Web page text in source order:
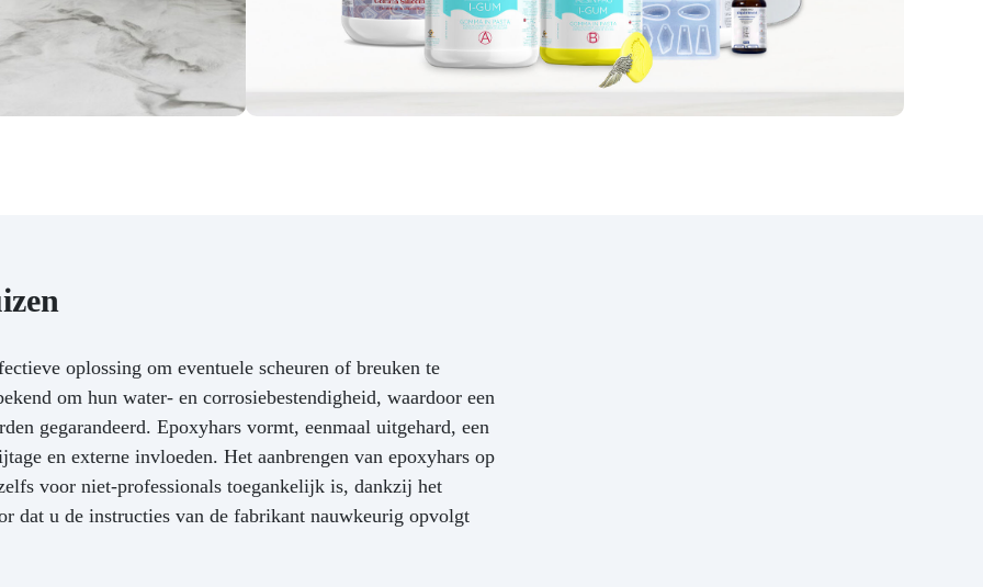
mengen en te laten uitharden
zonder verdere toevoegingen.
Het kan naar wens worden
Keramiek, Canvas, Glasvezel; -
DIY: vloeren, sieraden en
modelbouw.
Perfecte
transparantie -> Kristaleffect.
Hoge krasbestendigheid ->
ideaal voor tafels en het
bedekken van vloeren!
filter als bescherming tegen
oplossing om eventuele scheuren of breuken te
om hun water- en corrosiebestendigheid, waardoor een
gegarandeerd. Epoxyhars vormt, eenmaal uitgehard, een
en externe invloeden. Het aanbrengen van epoxyhars op
voor niet-professionals toegankelijk is, dankzij het
dat u de instructies van de fabrikant nauwkeurig opvolgt